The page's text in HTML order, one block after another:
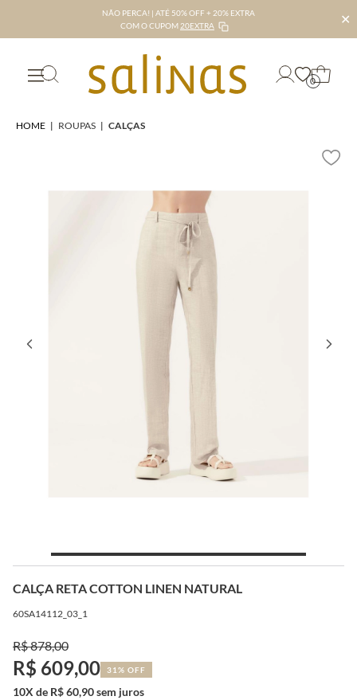
NÃO PERCA! | ATÉ 50% OFF + 20% EXTRA
COM O CUPOM 20EXTRA ✕
0
HOME | ROUPAS | CALÇAS
CALÇA RETA COTTON LINEN NATURAL
60SA14112_03_1
R$ 878,00
R$ 609,00 31% OFF
10X de R$ 60,90 sem juros